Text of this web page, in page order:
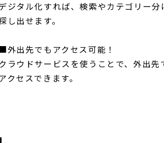
ジタル化すれば、検索やカテゴリー
し出せます。
■外出先でもアクセス可能！
ラウドサービスを使うことで、外出
クセスできます。